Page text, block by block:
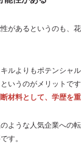
があるというのも、
ルよりもポテンシャ
いうのがメリットです
材料として、学歴を
ような人気企業への
す。